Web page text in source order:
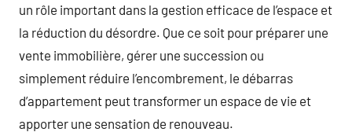
un rôle important dans la gestion efficace de l’espace et
la réduction du désordre. Que ce soit pour préparer une
vente immobilière, gérer une succession ou
simplement réduire l’encombrement, le débarras
d’appartement peut transformer un espace de vie et
apporter une sensation de renouveau.